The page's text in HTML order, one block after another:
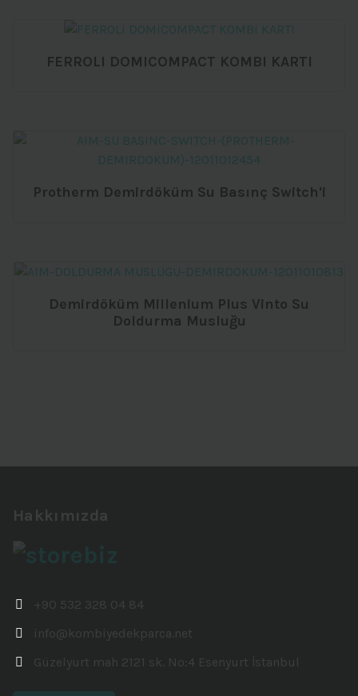
FERROLI DOMICOMPACT KOMBI KARTI
Protherm Demirdöküm Su Basınç Switch'i
Demirdöküm Millenium Plus Vinto Su
Doldurma Musluğu
Hakkımızda
+90 532 328 04 84
info@kombiyedekparca.net
Güzelyurt mah 2121 sk. No:4 Esenyurt İstanbul